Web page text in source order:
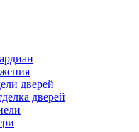
дверей
дверей